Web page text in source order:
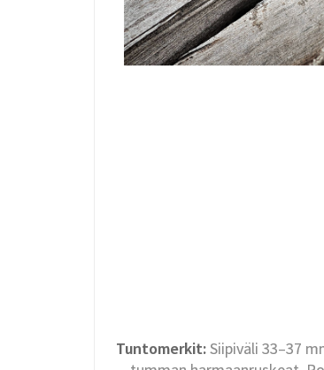
Tuntomerkit:Siipiväli 33–37